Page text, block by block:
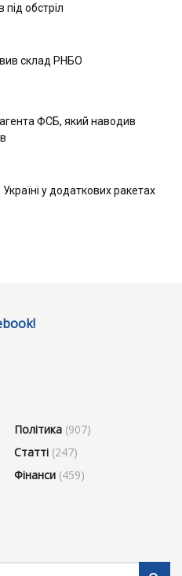
під обстріл
склад РНБО
ФСБ, який наводив
у додаткових ракетах
Політика (907)
Статті (247)
Фінанси (459)